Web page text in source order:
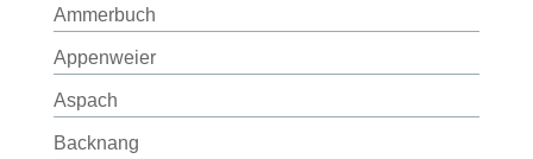
Ammerbuch
Appenweier
Aspach
Backnang